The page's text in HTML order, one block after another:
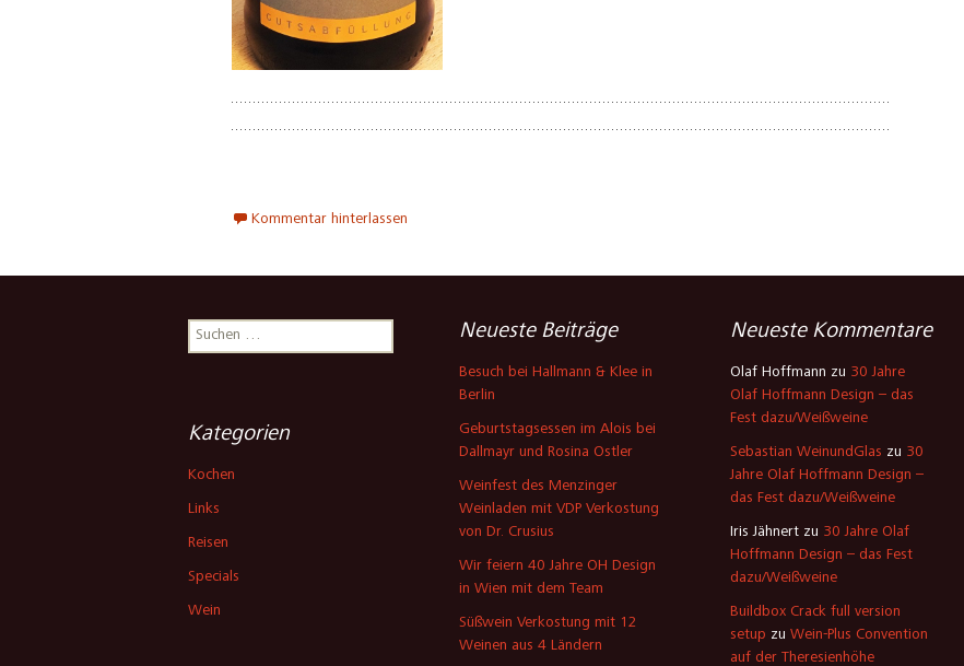
Kommentar hinterlassen
Suchen
nach:
Neueste Beiträge
Besuch bei Hallmann & Klee in
Berlin
Geburtstagsessen im Alois bei
Dallmayr und Rosina Ostler
Weinfest des Menzinger
Weinladen mit VDP Verkostung
von Dr. Crusius
Wir feiern 40 Jahre OH Design
in Wien mit dem Team
Süßwein Verkostung mit 12
Weinen aus 4 Ländern
Neueste Kommentare
Olaf Hoffmann zu 30 Jahre
Olaf Hoffmann Design – das
Fest dazu/Weißweine
Sebastian WeinundGlas zu 30
Jahre Olaf Hoffmann Design –
das Fest dazu/Weißweine
Iris Jähnert zu 30 Jahre Olaf
Hoffmann Design – das Fest
dazu/Weißweine
Buildbox Crack full version
setup zu Wein-Plus Convention
auf der Theresienhöhe
Kategorien
Kochen
Links
Reisen
Specials
Wein